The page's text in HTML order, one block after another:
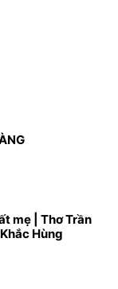
mẹ | Thơ Trần
Hùng